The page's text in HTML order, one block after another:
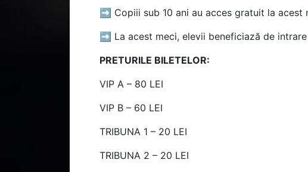
➡ Copiii sub 10 ani au acces gratuit la acest
➡ La acest meci, elevii beneficiază de
PRETURILE BILETELOR:
VIP A – 80 LEI
VIP B – 60 LEI
TRIBUNA 1 – 20 LEI
TRIBUNA 2 – 20 LEI